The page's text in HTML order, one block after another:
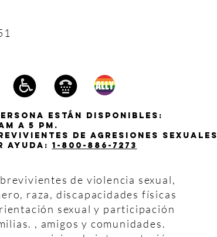
están disponibles:
a 5 pm.
de agresiones sexuales
ayuda: 1-800-886-7273
de violencia sexual,
raza, discapacidades físicas
sexual y participación
, amigos y comunidades.